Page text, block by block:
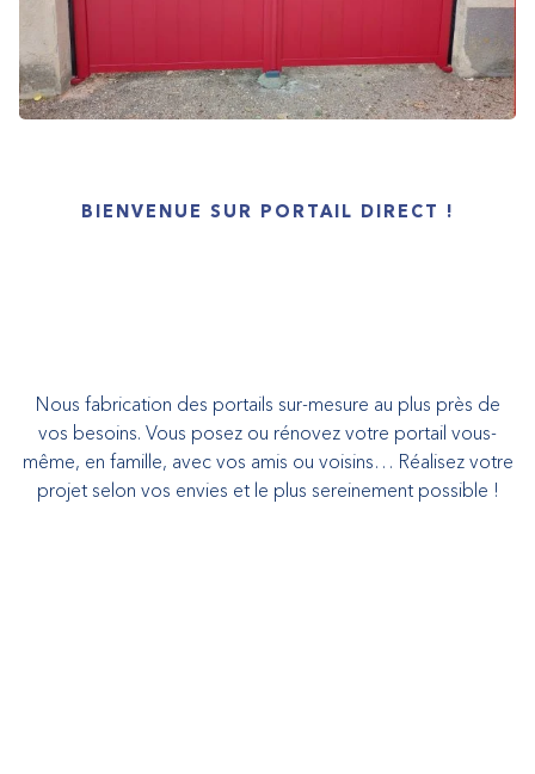
BIENVENUE SUR PORTAIL DIRECT !
Nous fabrication des portails sur-mesure au plus près de
vos besoins. Vous posez ou rénovez votre portail vous-
même, en famille, avec vos amis ou voisins… Réalisez votre
projet selon vos envies et le plus sereinement possible !